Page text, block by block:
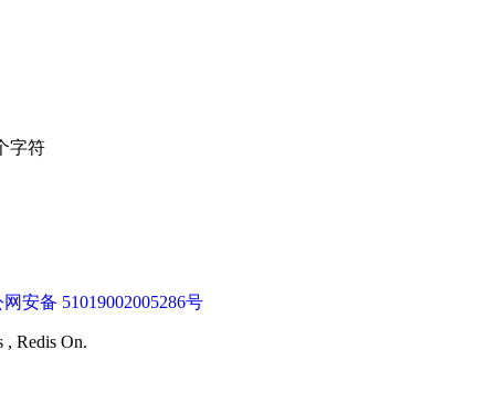
字符
安备 51019002005286号
, Redis On.